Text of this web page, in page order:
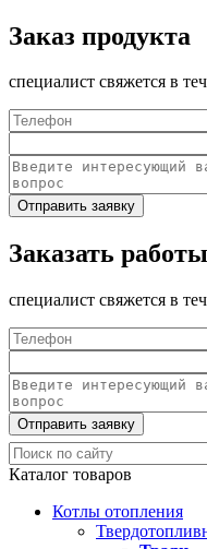
Заказ продукта
специалист свяжется в
Отправить заявку
Заказать
специалист свяжется в
Отправить заявку
Каталог товаров
Котлы отопления